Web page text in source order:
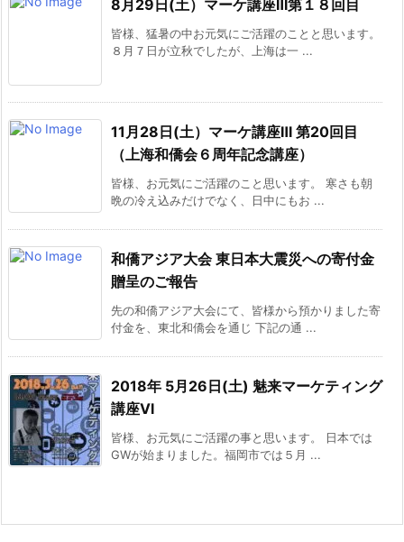
8月29日(土）マーケ講座Ⅲ第１８回目
皆様、猛暑の中お元気にご活躍のことと思います。
８月７日が立秋でしたが、上海は一 ...
11月28日(土）マーケ講座Ⅲ 第20回目
（上海和僑会６周年記念講座）
皆様、お元気にご活躍のこと思います。 寒さも朝
晩の冷え込みだけでなく、日中にもお ...
和僑アジア大会 東日本大震災への寄付金
贈呈のご報告
先の和僑アジア大会にて、皆様から預かりました寄
付金を、東北和僑会を通じ 下記の通 ...
2018年 5月26日(土) 魅来マーケティング
講座Ⅵ
皆様、お元気にご活躍の事と思います。 日本では
GWが始まりました。福岡市では５月 ...